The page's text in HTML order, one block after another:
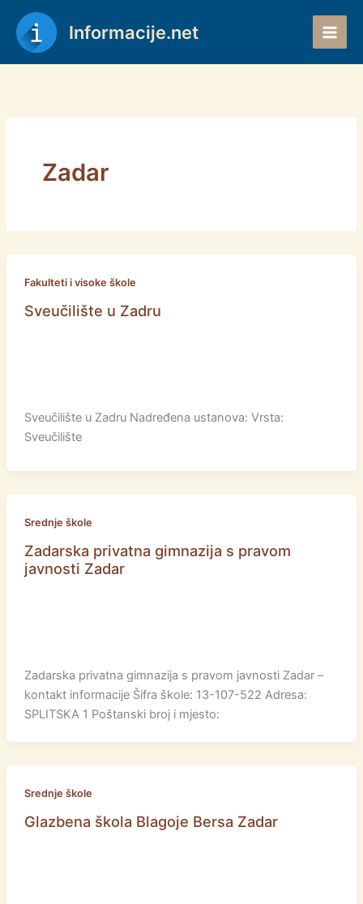
content
Informacije.net
Zadar
Fakulteti i visoke škole
Sveučilište u Zadru
Sveučilište u Zadru Nadređena ustanova: Vrsta:
Sveučilište
Srednje škole
Zadarska privatna gimnazija s pravom
javnosti Zadar
Zadarska privatna gimnazija s pravom javnosti Zadar –
kontakt informacije Šifra škole: 13-107-522 Adresa:
SPLITSKA 1 Poštanski broj i mjesto:
Srednje škole
Glazbena škola Blagoje Bersa Zadar